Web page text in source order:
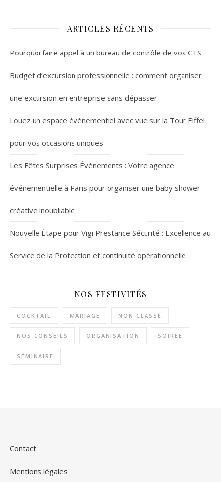
ARTICLES RÉCENTS
Pourquoi faire appel à un bureau de contrôle de vos CTS
Budget d’excursion professionnelle : comment organiser
une excursion en entreprise sans dépasser
Louez un espace événementiel avec vue sur la Tour Eiffel
pour vos occasions uniques
Les Fêtes Surprises Événements : Votre agence
événementielle à Paris pour organiser une baby shower
créative inoubliable
Nouvelle Étape pour Vigi Prestance Sécurité : Excellence au
Service de la Protection et continuité opérationnelle
NOS FESTIVITÉS
COCKTAIL MARIAGE NON CLASSÉ
NOS CONSEILS ORGANISATION SOIRÉE
SÉMINAIRE
Contact
Mentions légales